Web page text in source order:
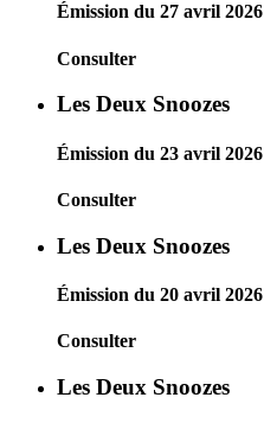
Émission du 27 avril 2026
Consulter
Les Deux Snoozes
Émission du 23 avril 2026
Consulter
Les Deux Snoozes
Émission du 20 avril 2026
Consulter
Les Deux Snoozes